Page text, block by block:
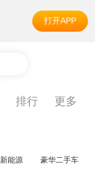
打开APP
排行 更多
新能源 豪华二手车